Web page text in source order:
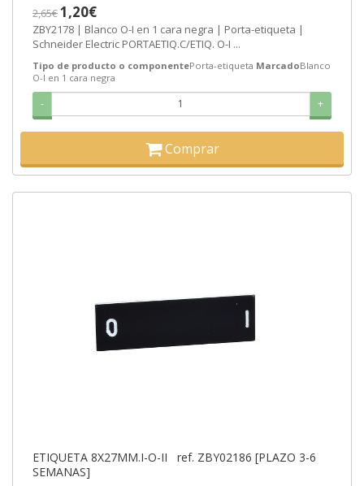
2,65€1,20€
ZBY2178 | Blanco O-I en 1 cara negra | Porta-etiqueta |
Schneider Electric PORTAETIQ.C/ETIQ. O-I ...
Tipo de producto o componentePorta-etiqueta MarcadoBlanco
O-I en 1 cara negra
- +
Comprar
ETIQUETA 8X27MM.I-O-II ref. ZBY02186 [PLAZO 3-6
SEMANAS]